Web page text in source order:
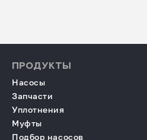
ПРОДУКТЫ
Насосы
Запчасти
Уплотнения
Муфты
Подбор насосов